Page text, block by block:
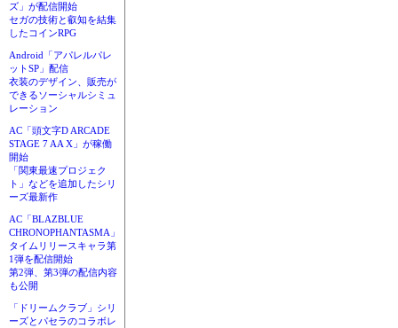
ズ」が配信開始
セガの技術と叡知を結集
したコインRPG
Android「アパレルパレ
ットSP」配信
衣装のデザイン、販売が
できるソーシャルシミュ
レーション
AC「頭文字D ARCADE
STAGE 7 AA X」が稼働
開始
「関東最速プロジェク
ト」などを追加したシリ
ーズ最新作
AC「BLAZBLUE
CHRONOPHANTASMA」
タイムリリースキャラ第
1弾を配信開始
第2弾、第3弾の配信内容
も公開
「ドリームクラブ」シリ
ーズとパセラのコラボレ